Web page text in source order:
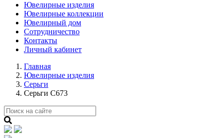
Ювелирные изделия
Ювелирные коллекции
Ювелирный дом
Сотрудничество
Контакты
Личный кабинет
Главная
Ювелирные изделия
Серьги
Серьги С673